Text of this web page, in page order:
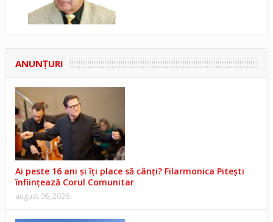
ANUNŢURI
Ai peste 16 ani și îți place să cânți? Filarmonica Pitești
înființează Corul Comunitar
august 06, 2026